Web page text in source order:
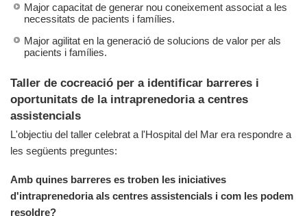
Major capacitat de generar nou coneixement associat a les
necessitats de pacients i famílies.
Major agilitat en la generació de solucions de valor per als
pacients i famílies.
Taller de cocreació per a identificar barreres i
oportunitats de la intraprenedoria a centres
assistencials
L'objectiu del taller celebrat a l'Hospital del Mar era respondre a
les següents preguntes:
Amb quines barreres es troben les iniciatives
d'intraprenedoria als centres assistencials i com les podem
resoldre?